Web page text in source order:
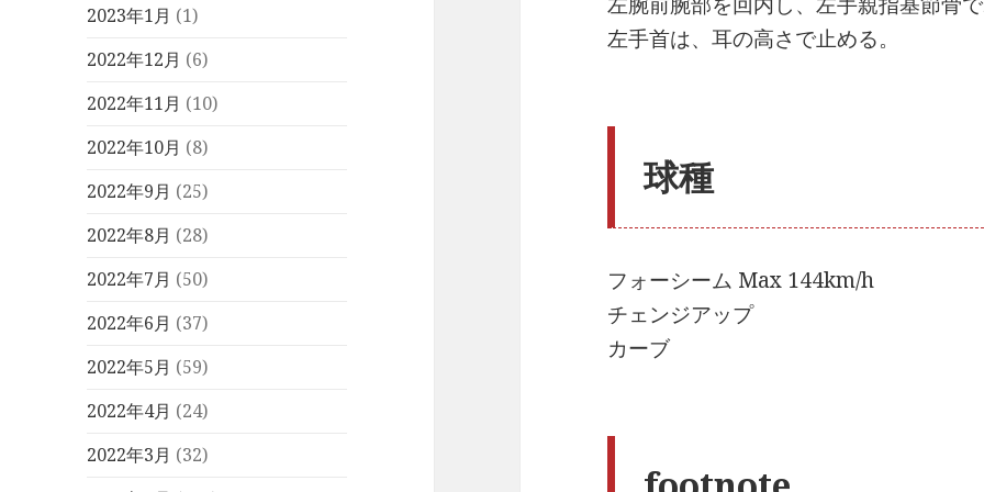
2023年1月 (1)
2022年12月 (6)
2022年11月 (10)
2022年10月 (8)
2022年9月 (25)
2022年8月 (28)
2022年7月 (50)
2022年6月 (37)
2022年5月 (59)
2022年4月 (24)
2022年3月 (32)
左手首は、耳の高さで止める。
球種
フォーシーム Max 144km/h
チェンジアップ
カーブ